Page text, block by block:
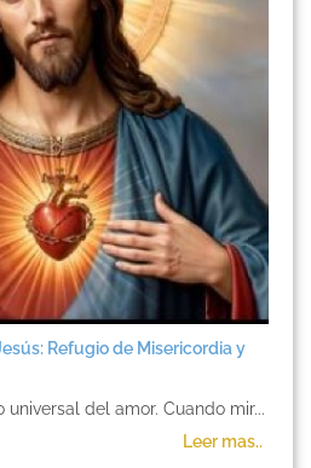
Refugio de Misericordia y
del amor. Cuando mir...
Leer mas..